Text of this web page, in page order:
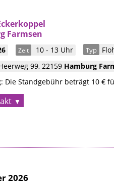
Farmsen
Zeit 10 - 13 Uhr Typ
99, 22159 Hamburg
Die Standgebühr beträgt 10 €
2026